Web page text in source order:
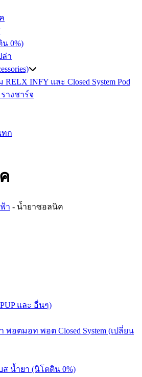
0%)
ล่า
INFY และ Closed System Pod
างชาร์จ
ทก
า - น้ำยาซอลนิค
และ อื่นๆ)
พอตมอท พอต Closed System (เปลี่ยน
ส น้ำยา (นิโตติน 0%)